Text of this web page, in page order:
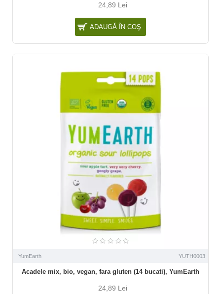
24,89 Lei
ADAUGĂ ÎN COŞ
YumEarth YUTH0003
Acadele mix, bio, vegan, fara gluten (14 bucati), YumEarth
24,89 Lei